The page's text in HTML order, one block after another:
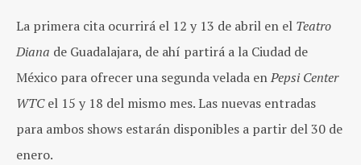
La primera cita ocurrirá el 12 y 13 de abril en el Teatro
Diana de Guadalajara, de ahí partirá a la Ciudad de
México para ofrecer una segunda velada enPepsi Center
WTCel 15 y 18 del mismo mes. Las nuevas entradas
para ambos shows estarán disponibles a partir del 30 de
enero.